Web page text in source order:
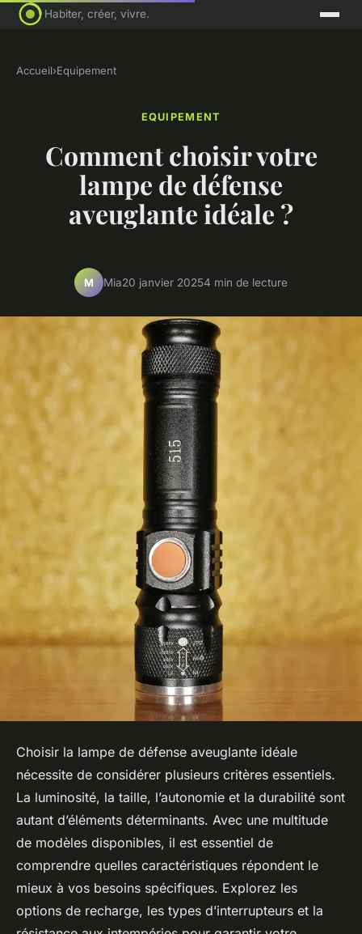
Habiter, créer, vivre.
Accueil›Equipement
EQUIPEMENT
Comment choisir votre
lampe de défense
aveuglante idéale ?
M Mia20 janvier 20254 min de lecture
Choisir la lampe de défense aveuglante idéale
nécessite de considérer plusieurs critères essentiels.
La luminosité, la taille, l’autonomie et la durabilité sont
autant d’éléments déterminants. Avec une multitude
de modèles disponibles, il est essentiel de
comprendre quelles caractéristiques répondent le
mieux à vos besoins spécifiques. Explorez les
options de recharge, les types d’interrupteurs et la